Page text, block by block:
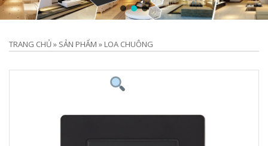
TRANG CHỦ» SẢN PHẨM » LOA CHUÔNG